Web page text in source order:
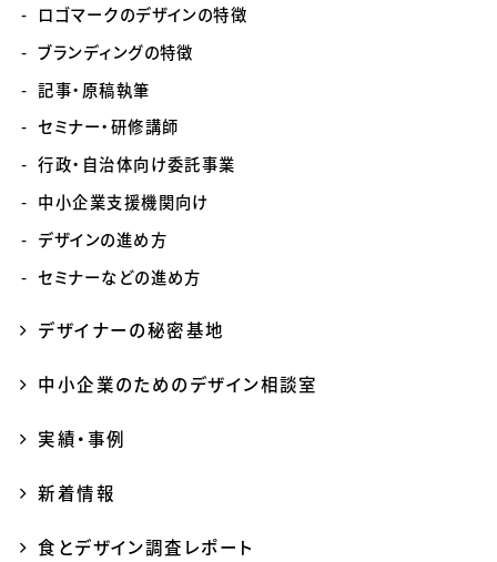
ロゴマークのデザインの特徴
ブランディングの特徴
記事・原稿執筆
セミナー・研修講師
行政・自治体向け委託事業
中小企業支援機関向け
デザインの進め方
セミナーなどの進め方
デザイナーの秘密基地
中小企業のためのデザイン相談室
実績・事例
新着情報
食とデザイン調査レポート